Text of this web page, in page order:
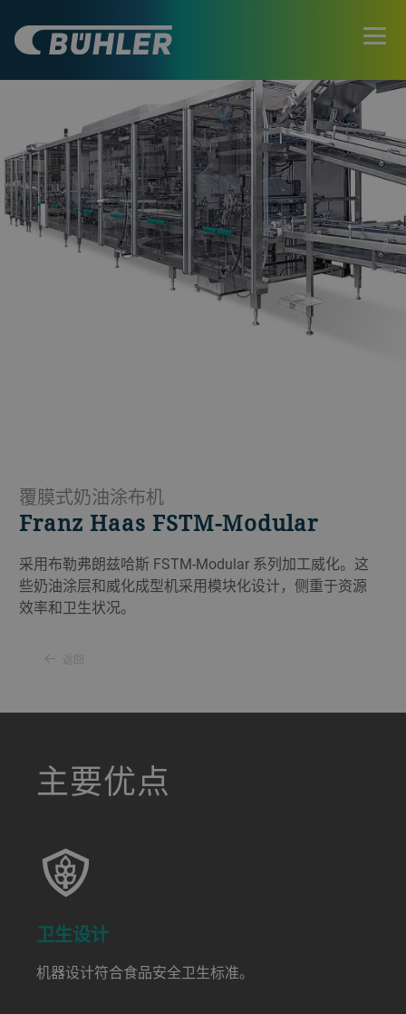
覆膜式奶油涂布机
Franz Haas FSTM-Modular
采用布勒弗朗兹哈斯 FSTM-Modular 系列加工威化。这
些奶油涂层和威化成型机采用模块化设计，侧重于资源
效率和卫生状况。
返回
a decorative background image
主要优点
卫生设计
机器设计符合食品安全卫生标准。